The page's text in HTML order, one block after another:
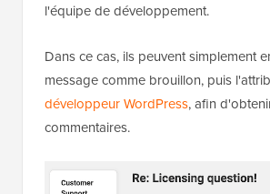
l'équipe de développement.
Dans ce cas, ils peuvent simplement
message comme brouillon, puis
développeur WordPress, afin
commentaires.